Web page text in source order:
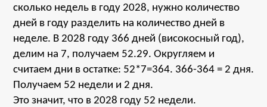
сколько недель в году 2028, нужно количество
дней в году разделить на количество дней в
неделе. В 2028 году 366 дней (високосный год),
делим на 7, получаем 52.29. Округляем и
считаем дни в остатке: 52*7=364. 366-364 = 2 дня.
Получаем 52 недели и 2 дня.
Это значит, что в 2028 году 52 недели.